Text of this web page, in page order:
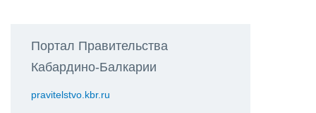
Портал Правительства
Кабардино-Балкарии
pravitelstvo.kbr.ru